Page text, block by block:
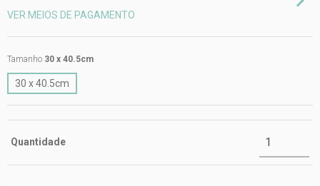
VER MEIOS DE PAGAMENTO
Tamanho 30 x 40.5cm
30 x 40.5cm
Quantidade